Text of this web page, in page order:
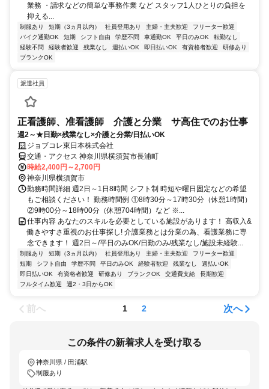
業務 ・請求などの簡単な事務作業 など スタッフ1人ひとりの負担を
抑える...
制服あり 短期（3ヵ月以内） 社員登用あり 主婦・主夫歓迎
フリーター歓迎
バイク通勤OK
短期 シフト自由 学歴不問 車通勤OK 平日のみOK
転勤なし
経験不問
経験者歓迎 残業なし 週払いOK 即日払いOK 有資格者歓迎
研修あり
ブランクOK
派遣社員
正看護師、准看護師 介護と分業 サ高住でのお仕事
週2～★日勤×残業なし×介護と分業/日払いOK
ジョブコレ東日本株式会社
交通・アクセス 神奈川県横須賀市長浦町
時給2,400円～2,700円
神奈川県横須賀市
勤務時間詳細 週2日～1日8時間 シフト制 時短や曜日固定などの希望
もご相談ください！ 勤務時間例 ①8時30分～17時30分（休憩1時間）
②9時00分～18時00分（休憩704時間）など ※...
仕事内容 あなたのスキルを必要としている施設があります！ 高収入&
働きやすさ重視のお仕事探し! 介護業務とは分業の為、看護業務に専
念できます！ 週2日～/平日のみOK/日勤のみ/残業なし/施設未経験...
制服あり 短期（3ヵ月以内） 社員登用あり 主婦・主夫歓迎
フリーター歓迎
短期
シフト自由 学歴不問 平日のみOK 経験者歓迎 残業なし
週払いOK
即日払いOK
有資格者歓迎 研修あり ブランクOK 交通費支給
長期歓迎
フルタイム歓迎
週2・3日からOK
前へ 1 2 次へ
この条件の新着求人を受け取る
神奈川県 / 田浦駅
制服あり